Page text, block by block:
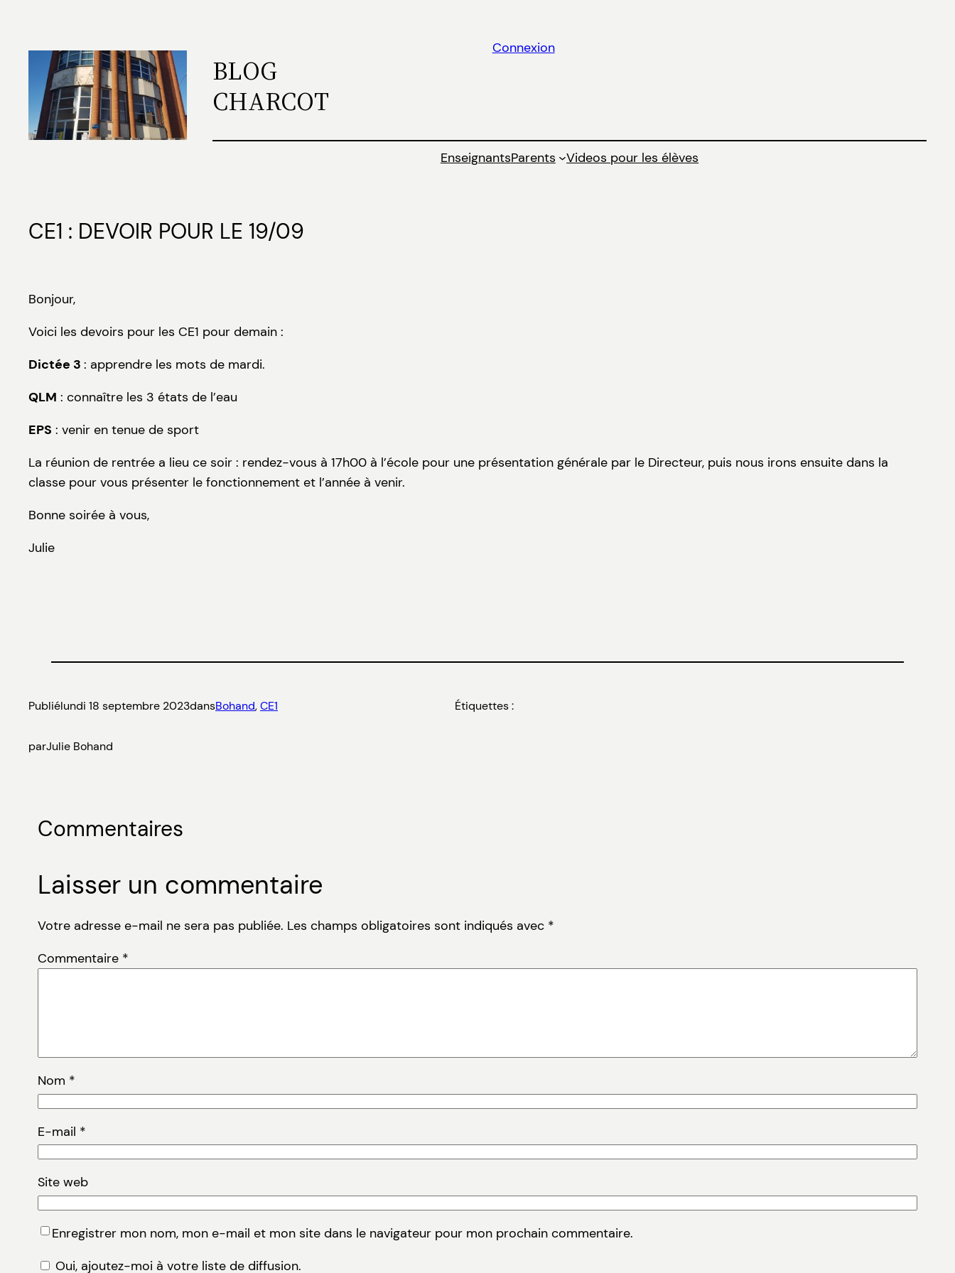
contenu
BLOG
CHARCOT
Connexion
EnseignantsParents Videos pour les élèves
CE1 : DEVOIR POUR LE 19/09
Bonjour,
Voici les devoirs pour les CE1 pour demain :
Dictée 3 : apprendre les mots de mardi.
QLM : connaître les 3 états de l’eau
EPS : venir en tenue de sport
La réunion de rentrée a lieu ce soir : rendez-vous à 17h00 à l’école pour une présentation générale par le Directeur, puis nous irons ensuite dans la
classe pour vous présenter le fonctionnement et l’année à venir.
Bonne soirée à vous,
Julie
Publiélundi 18 septembre 2023dansBohand, CE1
parJulie Bohand
Étiquettes :
Commentaires
Laisser un commentaire
Votre adresse e-mail ne sera pas publiée. Les champs obligatoires sont indiqués avec *
Commentaire *
Nom *
E-mail *
Site web
Enregistrer mon nom, mon e-mail et mon site dans le navigateur pour mon prochain commentaire.
Oui, ajoutez-moi à votre liste de diffusion.